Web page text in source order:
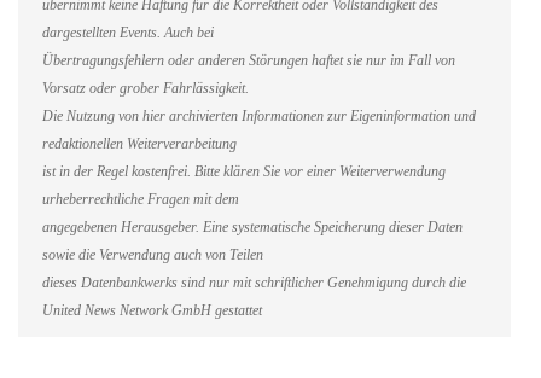
übernimmt keine Haftung für die Korrektheit oder Vollständigkeit des
dargestellten Events. Auch bei
Übertragungsfehlern oder anderen Störungen haftet sie nur im Fall von
Vorsatz oder grober Fahrlässigkeit.
Die Nutzung von hier archivierten Informationen zur Eigeninformation und
redaktionellen Weiterverarbeitung
ist in der Regel kostenfrei. Bitte klären Sie vor einer Weiterverwendung
urheberrechtliche Fragen mit dem
angegebenen Herausgeber. Eine systematische Speicherung dieser Daten
sowie die Verwendung auch von Teilen
dieses Datenbankwerks sind nur mit schriftlicher Genehmigung durch die
United News Network GmbH gestattet